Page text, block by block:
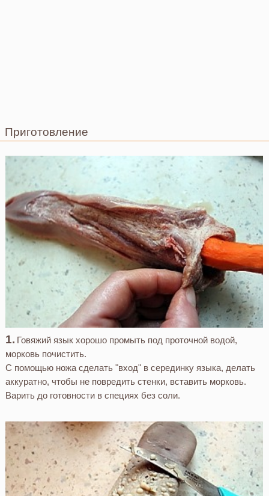
Приготовление
Говяжий язык хорошо промыть под проточной водой,
морковь почистить.
С помощью ножа сделать "вход" в серединку языка, делать
аккуратно, чтобы не повредить стенки, вставить морковь.
Варить до готовности в специях без соли.